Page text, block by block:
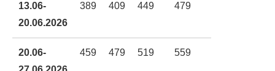
13.06-
20.06.2026
389 409 449 479
20.06-
459 479 519 559